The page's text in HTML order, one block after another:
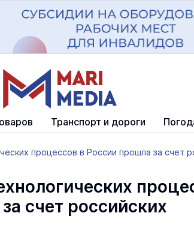
Транспорт и дороги
процессов в России прошла за счет
счет российских